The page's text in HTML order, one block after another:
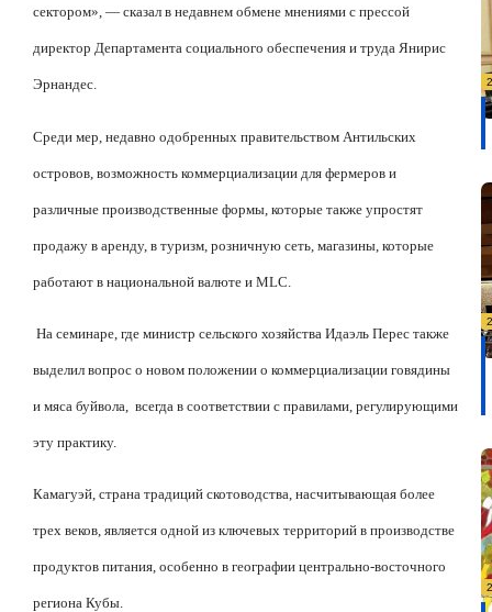
сектором», — сказал в недавнем обмене мнениями с прессой
директор Департамента социального обеспечения и труда Янирис
Эрнандес.
Среди мер, недавно одобренных правительством Антильских
островов, возможность коммерциализации для фермеров и
различные производственные формы, которые также упростят
продажу в аренду, в туризм, розничную сеть, магазины, которые
работают в национальной валюте и MLC.
На семинаре, где министр сельского хозяйства Идаэль Перес также
выделил вопрос о новом положении о коммерциализации говядины
и мяса буйвола, всегда в соответствии с правилами, регулирующими
эту практику.
Камагуэй, страна традиций скотоводства, насчитывающая более
трех веков, является одной из ключевых территорий в производстве
продуктов питания, особенно в географии центрально-восточного
региона Кубы.